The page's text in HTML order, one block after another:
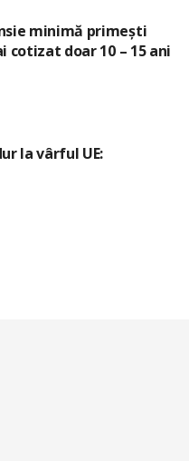
minimă primești
cotizat doar 10 – 15 ani
la vârful UE: